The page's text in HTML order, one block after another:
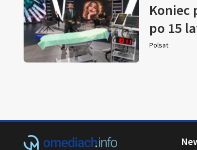
Koniec
po 15
Polsat